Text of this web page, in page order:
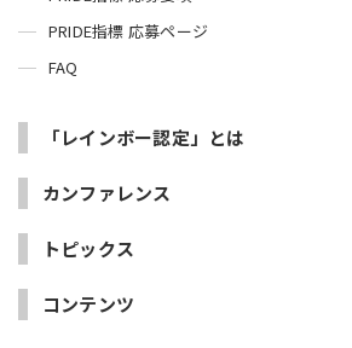
PRIDE指標 応募ページ
FAQ
「レインボー認定」とは
カンファレンス
トピックス
コンテンツ